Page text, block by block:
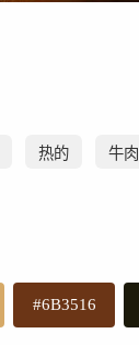
热的 牛肉
#6B3516